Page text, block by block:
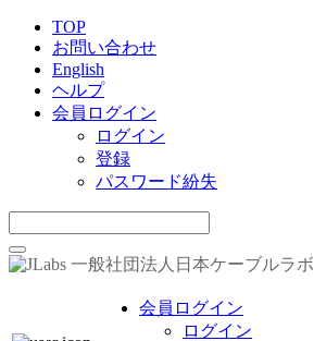
TOP
お問い合わせ
English
ヘルプ
会員ログイン
ログイン
登録
パスワード紛失
一般社団法人日本ケーブルラボ
会員ログイン
ログイン